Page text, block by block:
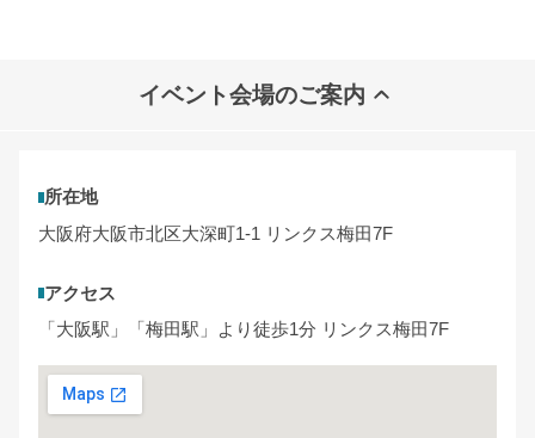
イベント会場のご案内
所在地
大阪府大阪市北区大深町1-1 リンクス梅田7F
アクセス
「大阪駅」「梅田駅」より徒歩1分 リンクス梅田7F